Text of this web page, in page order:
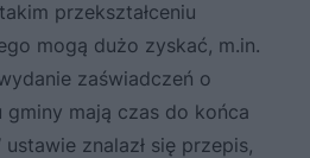
przekształceniu
mogą dużo zyskać, m.in.
zaświadczeń o
gminy mają czas do końca
ustawie znalazł się przepis,